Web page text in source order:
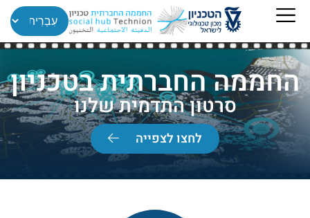
החממה החברתית בטכניון
סרטון התדמית שלנו
לחצו לצפייה